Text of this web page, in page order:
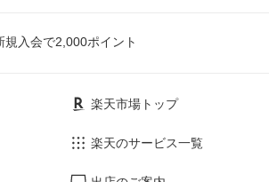
規入会で2,000ポイント
楽天市場トップ
楽天のサービス一覧